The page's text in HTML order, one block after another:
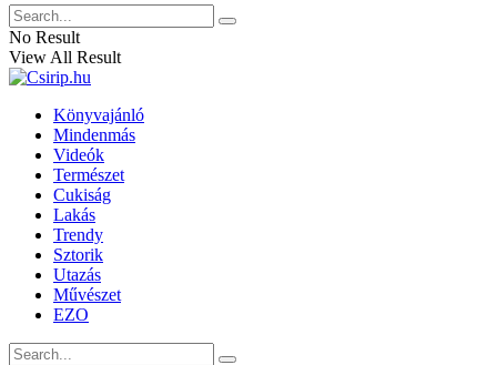
No Result
View All Result
Könyvajánló
Mindenmás
Videók
Természet
Cukiság
Lakás
Trendy
Sztorik
Utazás
Művészet
EZO